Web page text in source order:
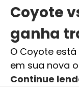
Coyote
ganha
O Coyote
em sua nova
Continue